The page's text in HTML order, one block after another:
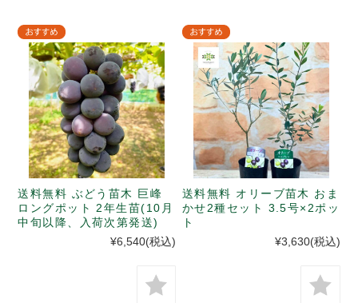
送料無料 ぶどう苗木 巨峰
ロングポット 2年生苗(10月
中旬以降、入荷次第発送)
¥6,540(税込)
送料無料 オリーブ苗木 おま
かせ2種セット 3.5号×2ポッ
ト
¥3,630(税込)